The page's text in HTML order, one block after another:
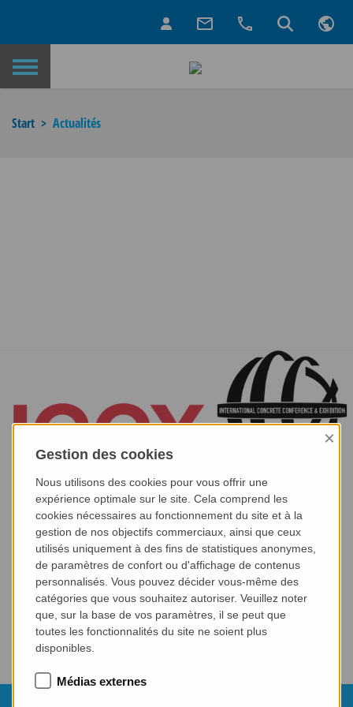
Retour à la page d’accueil
Start Actualités
Gestion des cookies
×
Nous utilisons des cookies pour vous offrir une
expérience optimale sur le site. Cela comprend les
cookies nécessaires au fonctionnement du site et à la
gestion de nos objectifs commerciaux, ainsi que ceux
utilisés uniquement à des fins de statistiques anonymes,
de paramètres de confort ou d'affichage de contenus
personnalisés. Vous pouvez décider vous-même des
catégories que vous souhaitez autoriser. Veuillez noter
que, sur la base de vos paramètres, il se peut que
toutes les fonctionnalités du site ne soient plus
disponibles.
Médias externes